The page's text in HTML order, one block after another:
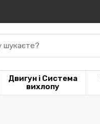
шукаєте?
Двигун і Система
вихлопу